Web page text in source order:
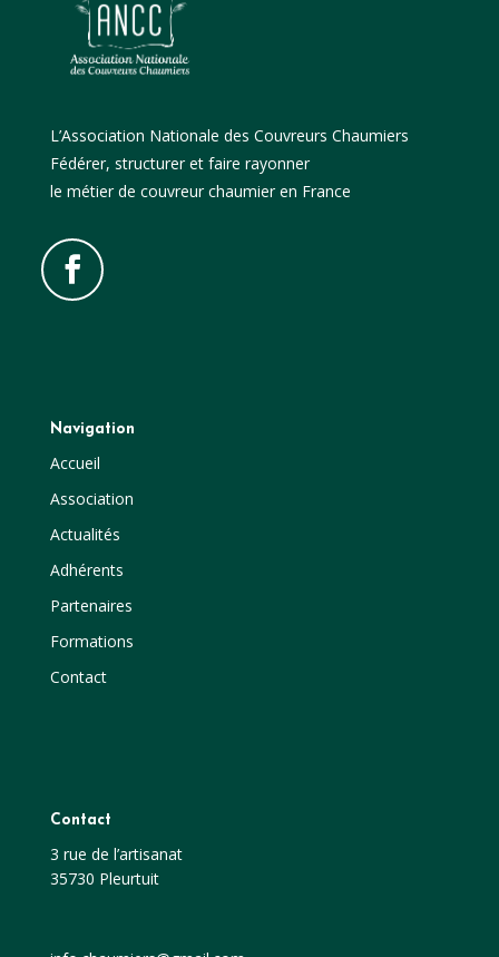
L’Association Nationale des Couvreurs Chaumiers
Fédérer, structurer et faire rayonner
le métier de couvreur chaumier en France
Navigation
Accueil
Association
Actualités
Adhérents
Partenaires
Formations
Contact
Contact
3 rue de l’artisanat
35730 Pleurtuit